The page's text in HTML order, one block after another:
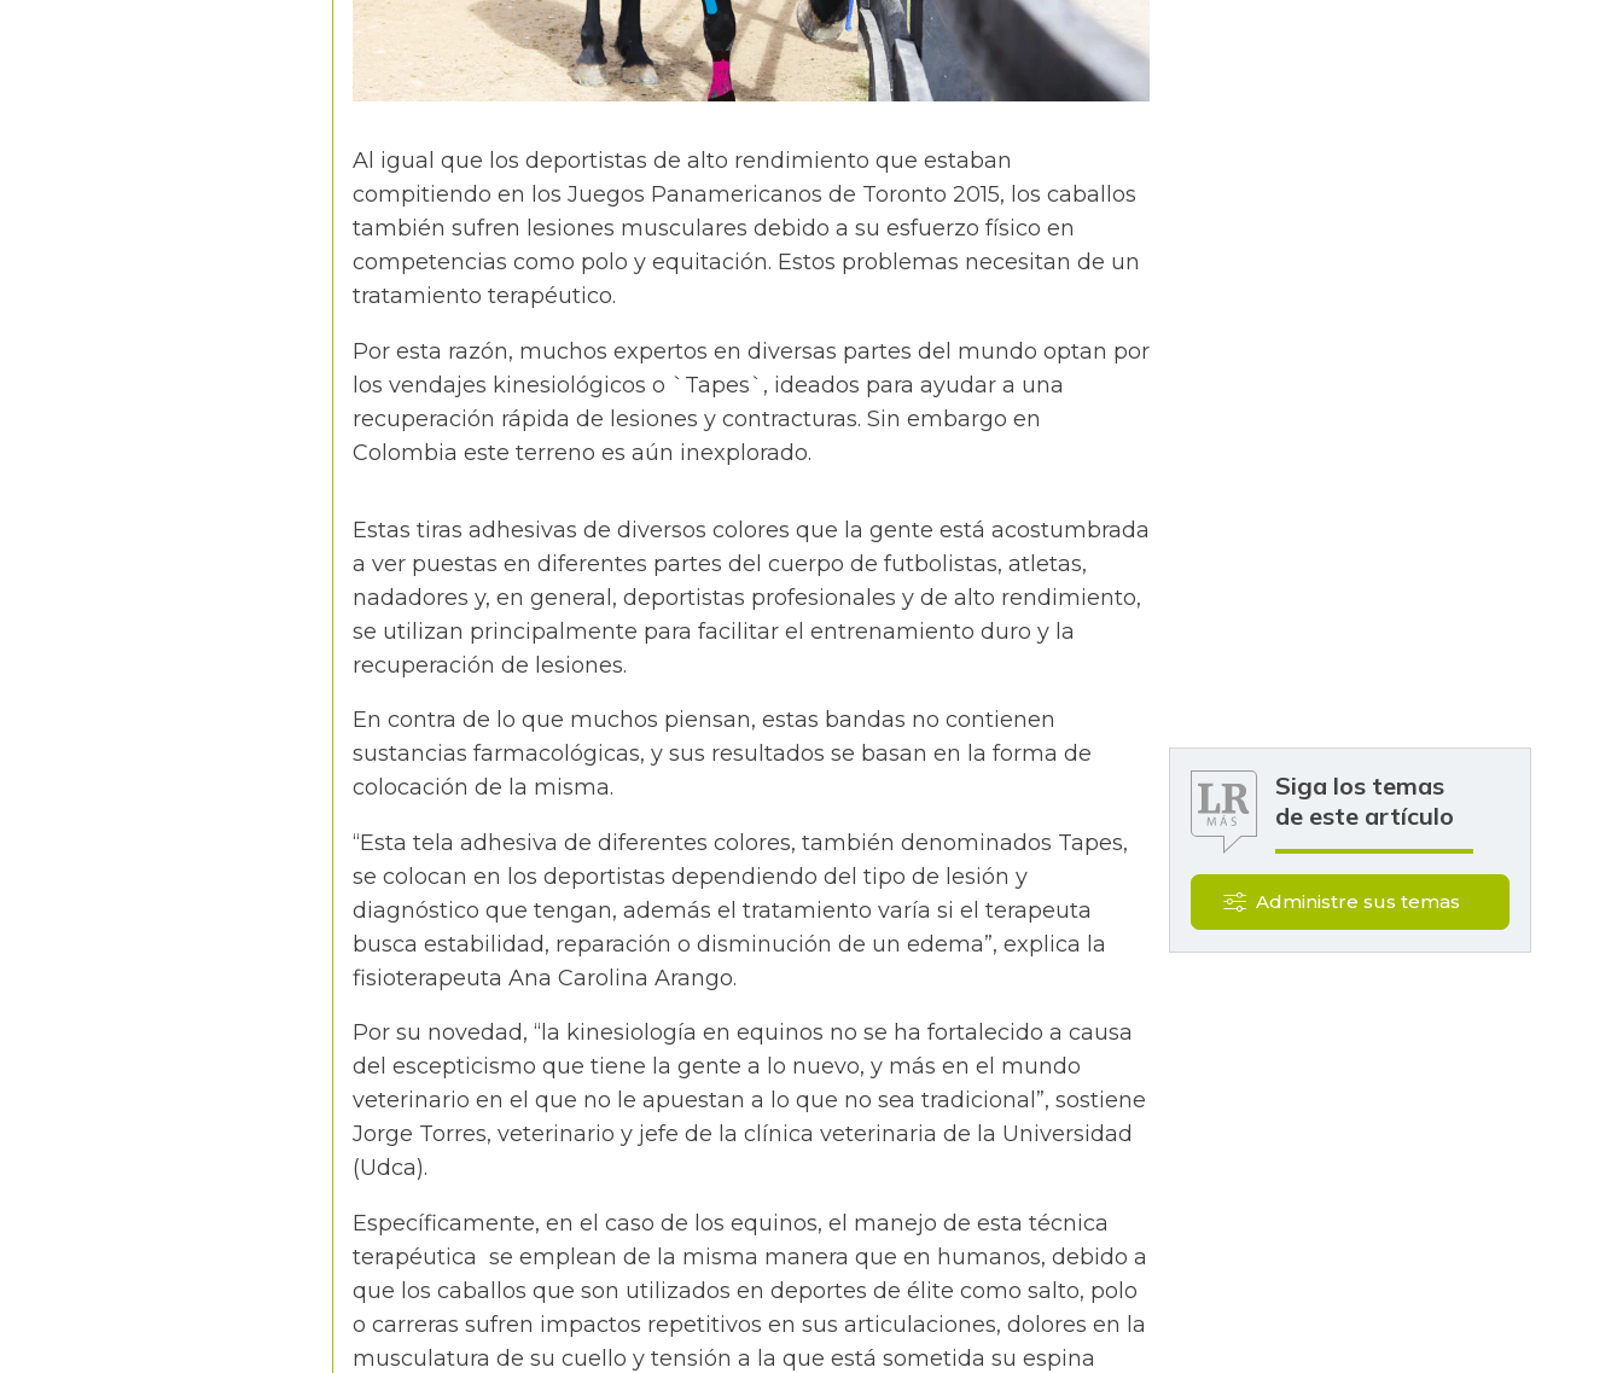
Al igual que los deportistas de alto rendimiento que estaban
compitiendo en los Juegos Panamericanos de Toronto 2015, los caballos
también sufren lesiones musculares debido a su esfuerzo físico en
competencias como polo y equitación. Estos problemas necesitan de un
tratamiento terapéutico.
Por esta razón, muchos expertos en diversas partes del mundo optan por
los vendajes kinesiológicos o `Tapes`, ideados para ayudar a una
recuperación rápida de lesiones y contracturas. Sin embargo en
Colombia este terreno es aún inexplorado.
Estas tiras adhesivas de diversos colores que la gente está acostumbrada
a ver puestas en diferentes partes del cuerpo de futbolistas, atletas,
nadadores y, en general, deportistas profesionales y de alto rendimiento,
se utilizan principalmente para facilitar el entrenamiento duro y la
recuperación de lesiones.
En contra de lo que muchos piensan, estas bandas no contienen
sustancias farmacológicas, y sus resultados se basan en la forma de
colocación de la misma.
“Esta tela adhesiva de diferentes colores, también denominados Tapes,
se colocan en los deportistas dependiendo del tipo de lesión y
diagnóstico que tengan, además el tratamiento varía si el terapeuta
busca estabilidad, reparación o disminución de un edema”, explica la
fisioterapeuta Ana Carolina Arango.
Por su novedad, “la kinesiología en equinos no se ha fortalecido a causa
del escepticismo que tiene la gente a lo nuevo, y más en el mundo
veterinario en el que no le apuestan a lo que no sea tradicional”, sostiene
Jorge Torres, veterinario y jefe de la clínica veterinaria de la Universidad
(Udca).
Específicamente, en el caso de los equinos, el manejo de esta técnica
terapéutica se emplean de la misma manera que en humanos, debido a
que los caballos que son utilizados en deportes de élite como salto, polo
o carreras sufren impactos repetitivos en sus articulaciones, dolores en la
musculatura de su cuello y tensión a la que está sometida su espina
Siga los temas
de este artículo
Administre sus temas